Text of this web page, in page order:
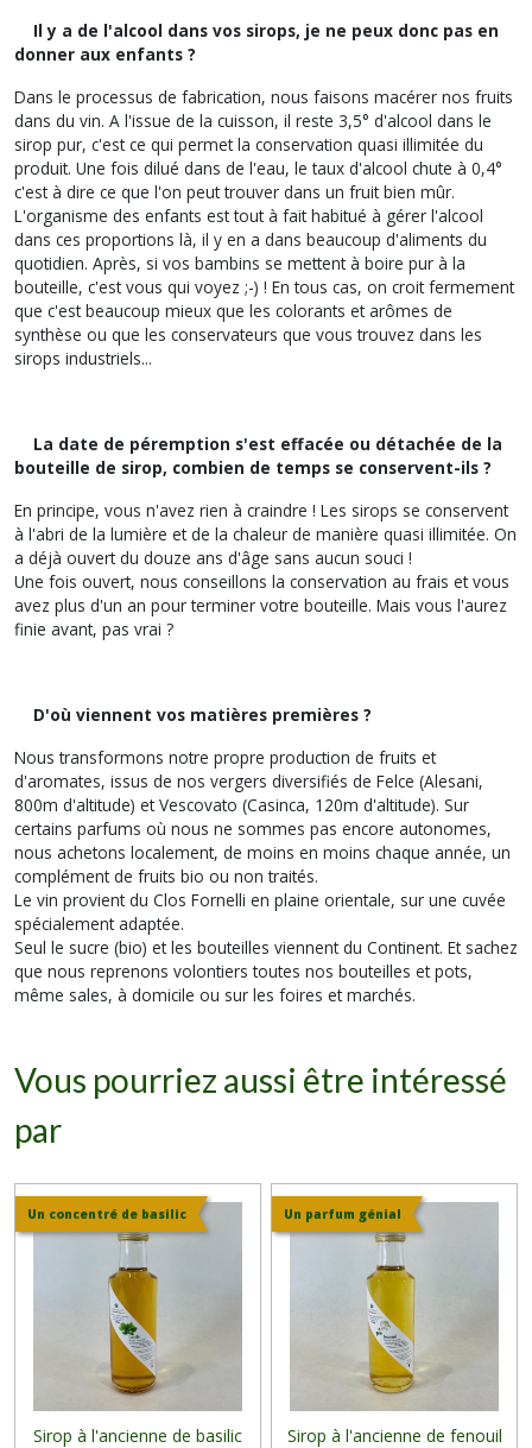
Il y a de l'alcool dans vos sirops, je ne peux donc pas en
donner aux enfants ?
Dans le processus de fabrication, nous faisons macérer nos fruits
dans du vin. A l'issue de la cuisson, il reste 3,5° d'alcool dans le
sirop pur, c'est ce qui permet la conservation quasi illimitée du
produit. Une fois dilué dans de l'eau, le taux d'alcool chute à 0,4°
c'est à dire ce que l'on peut trouver dans un fruit bien mûr.
L'organisme des enfants est tout à fait habitué à gérer l'alcool
dans ces proportions là, il y en a dans beaucoup d'aliments du
quotidien. Après, si vos bambins se mettent à boire pur à la
bouteille, c'est vous qui voyez ;-) ! En tous cas, on croit fermement
que c'est beaucoup mieux que les colorants et arômes de
synthèse ou que les conservateurs que vous trouvez dans les
sirops industriels...
La date de péremption s'est effacée ou détachée de la
bouteille de sirop, combien de temps se conservent-ils ?
En principe, vous n'avez rien à craindre ! Les sirops se conservent
à l'abri de la lumière et de la chaleur de manière quasi illimitée. On
a déjà ouvert du douze ans d'âge sans aucun souci !
Une fois ouvert, nous conseillons la conservation au frais et vous
avez plus d'un an pour terminer votre bouteille. Mais vous l'aurez
finie avant, pas vrai ?
D'où viennent vos matières premières ?
Nous transformons notre propre production de fruits et
d'aromates, issus de nos vergers diversifiés de Felce (Alesani,
800m d'altitude) et Vescovato (Casinca, 120m d'altitude). Sur
certains parfums où nous ne sommes pas encore autonomes,
nous achetons localement, de moins en moins chaque année, un
complément de fruits bio ou non traités.
Le vin provient du Clos Fornelli en plaine orientale, sur une cuvée
spécialement adaptée.
Seul le sucre (bio) et les bouteilles viennent du Continent. Et sachez
que nous reprenons volontiers toutes nos bouteilles et pots,
même sales, à domicile ou sur les foires et marchés.
Vous pourriez aussi être intéressé
par
Un concentré de basilic
Sirop à l'ancienne de basilic
Un parfum génial
Sirop à l'ancienne de fenouil